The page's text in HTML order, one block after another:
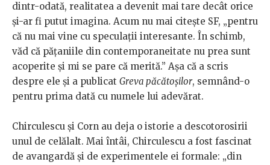
dintr-odată, realitatea a devenit mai tare decât orice
și-ar fi putut imagina. Acum nu mai citește SF, „pentru
că nu mai vine cu speculații interesante. În schimb,
văd că pățaniile din contemporaneitate nu prea sunt
acoperite și mi se pare că merită.” Așa că a scris
despre ele și a publicat Greva păcătoșilor, semnând-o
pentru prima dată cu numele lui adevărat.
Chirculescu și Corn au deja o istorie a descotorosirii
unul de celălalt. Mai întâi, Chirculescu a fost fascinat
de avangardă și de experimentele ei formale: „din